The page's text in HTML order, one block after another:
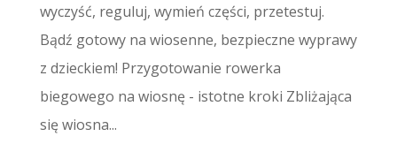
wyczyść, reguluj, wymień części, przetestuj.
Bądź gotowy na wiosenne, bezpieczne wyprawy
z dzieckiem! Przygotowanie rowerka
biegowego na wiosnę - istotne kroki Zbliżająca
się wiosna...